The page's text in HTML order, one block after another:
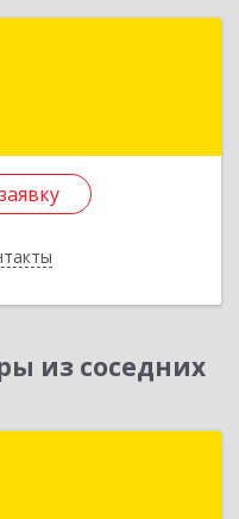
Луга г, Урицкого
из соседних